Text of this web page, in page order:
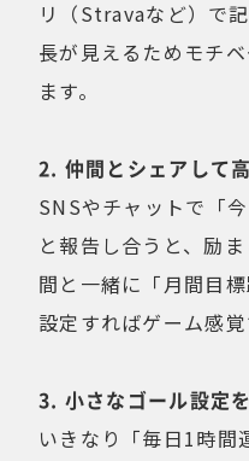
リ（Stravaなど）で
長が見えるためモチ
ます。
2. 仲間とシェアして
SNSやチャットで「
と報告し合うと、励
間と一緒に「月間目
設定すればゲーム感覚
3. 小さなゴール設定
いきなり「毎日1時間